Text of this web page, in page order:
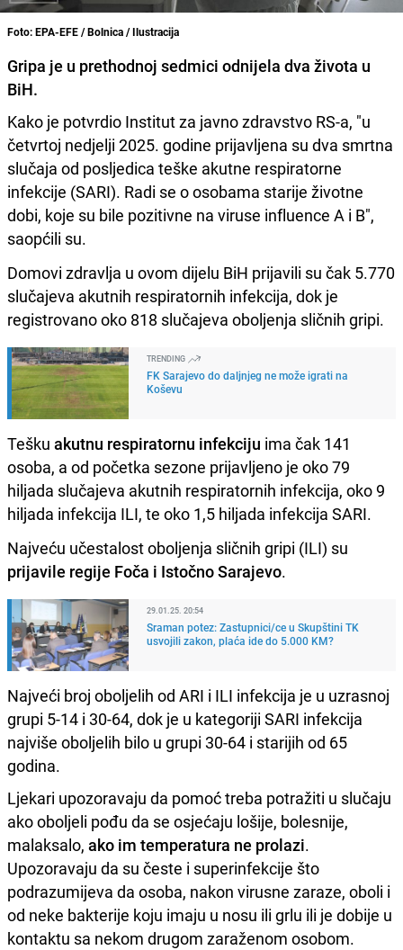
Foto: EPA-EFE / Bolnica / Ilustracija
Gripa je u prethodnoj sedmici odnijela dva života u
BiH.
Kako je potvrdio Institut za javno zdravstvo RS-a, "u
četvrtoj nedjelji 2025. godine prijavljena su dva smrtna
slučaja od posljedica teške akutne respiratorne
infekcije (SARI). Radi se o osobama starije životne
dobi, koje su bile pozitivne na viruse influence A i B",
saopćili su.
Domovi zdravlja u ovom dijelu BiH prijavili su čak 5.770
slučajeva akutnih respiratornih infekcija, dok je
registrovano oko 818 slučajeva oboljenja sličnih gripi.
TRENDING
FK Sarajevo do daljnjeg ne može igrati na
Koševu
Tešku akutnu respiratornu infekciju ima čak 141
osoba, a od početka sezone prijavljeno je oko 79
hiljada slučajeva akutnih respiratornih infekcija, oko 9
hiljada infekcija ILI, te oko 1,5 hiljada infekcija SARI.
Najveću učestalost oboljenja sličnih gripi (ILI) su
prijavile regije Foča i Istočno Sarajevo.
29.01.25. 20:54
Sraman potez: Zastupnici/ce u Skupštini TK
usvojili zakon, plaća ide do 5.000 KM?
Najveći broj oboljelih od ARI i ILI infekcija je u uzrasnoj
grupi 5-14 i 30-64, dok je u kategoriji SARI infekcija
najviše oboljelih bilo u grupi 30-64 i starijih od 65
godina.
Ljekari upozoravaju da pomoć treba potražiti u slučaju
ako oboljeli pođu da se osjećaju lošije, bolesnije,
malaksalo, ako im temperatura ne prolazi.
Upozoravaju da su česte i superinfekcije što
podrazumijeva da osoba, nakon virusne zaraze, oboli i
od neke bakterije koju imaju u nosu ili grlu ili je dobije u
kontaktu sa nekom drugom zaraženom osobom.